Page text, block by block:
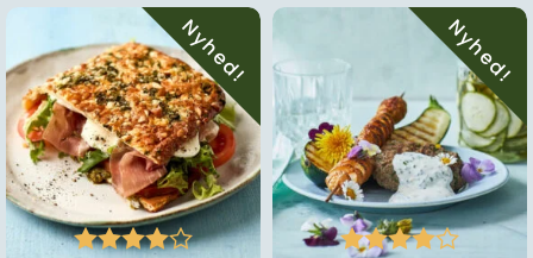
Nyhed!

Nyhed!
